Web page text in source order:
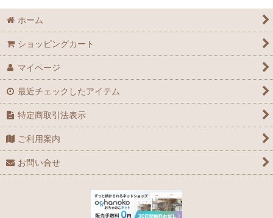
ホーム
ショッピングカート
マイページ
最近チェックしたアイテム
特定商取引法表示
ご利用案内
お問い合せ